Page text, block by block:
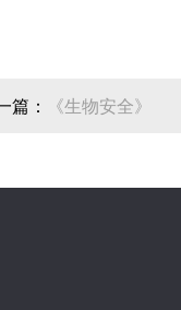
篇： 《生物安全》